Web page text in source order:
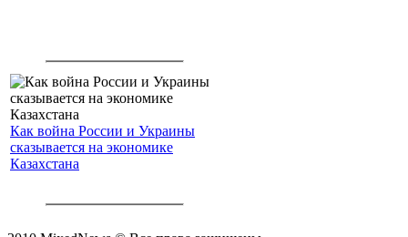
Как война России и Украины
сказывается на экономике
Казахстана